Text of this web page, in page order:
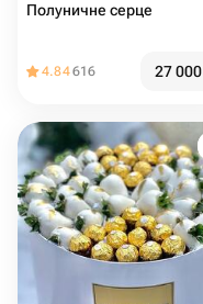
Полуничне серце
4.84616 27 000